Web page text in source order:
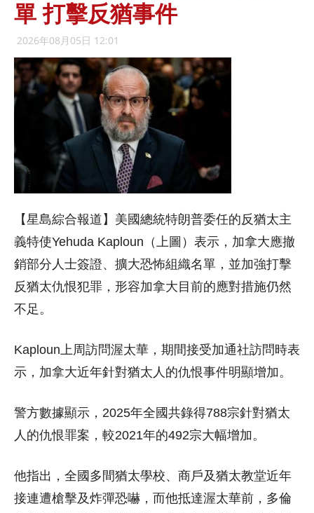
單 打擊反猶事件
2026年08月05日 12:01
【星島綜合報道】美國總統特朗普委任的反猶太主
義特使Yehuda Kaploun（上圖）表示，加拿大應撤
銷部分人士簽證、擴大恐怖組織名單，並加強打擊
反猶太仇恨犯罪，形容加拿大目前的應對措施仍然
不足。
Kaploun上周訪問渥太華，期間接受加通社訪問時表
示，加拿大近年針對猶太人的仇恨事件明顯增加。
警方數據顯示，2025年全國共錄得788宗針對猶太
人的仇恨罪案，較2021年的492宗大幅增加。
他指出，全國多間猶太學校、商戶及猶太教堂近年
接連遭槍擊及炸彈恐嚇，而他抵達渥太華前，多倫